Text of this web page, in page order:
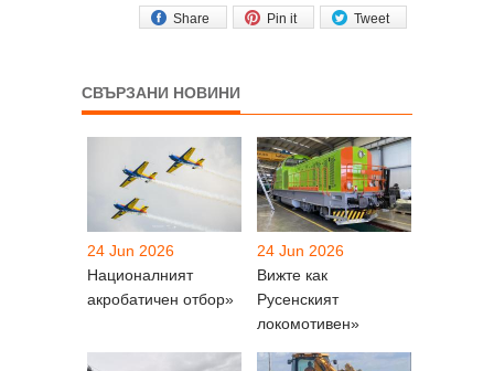
Tweet
Pin it
Share
СВЪРЗАНИ НОВИНИ
24 Jun 2026
Националният
акробатичен отбор»
24 Jun 2026
Вижте как
Русенският
локомотивен»